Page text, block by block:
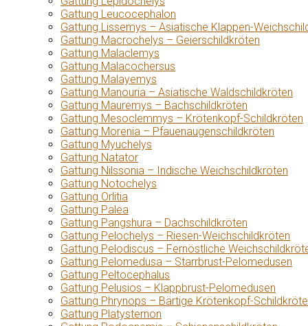
Gattung Leucocephalon
Gattung Lissemys – Asiatische Klappen-
Gattung Macrochelys – Geierschildkröten
Gattung Malaclemys
Gattung Malacochersus
Gattung Malayemys
Gattung Manouria – Asiatische Waldschildkröten
Gattung Mauremys – Bachschildkröten
Gattung Mesoclemmys – Krötenkopf-Schildkröten
Gattung Morenia – Pfauenaugenschildkröten
Gattung Myuchelys
Gattung Natator
Gattung Nilssonia – Indische Weichschildkröten
Gattung Notochelys
Gattung Orlitia
Gattung Palea
Gattung Pangshura – Dachschildkröten
Gattung Pelochelys – Riesen-Weichschildkröten
Gattung Pelodiscus – Fernöstliche
Gattung Pelomedusa – Starrbrust-Pelomedusen
Gattung Peltocephalus
Gattung Pelusios – Klappbrust-Pelomedusen
Gattung Phrynops – Bärtige Krötenkopf-
Gattung Platysternon